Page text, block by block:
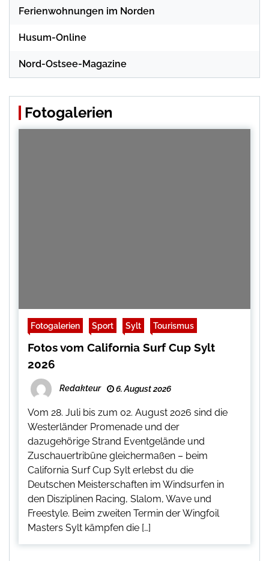
Ferienwohnungen im Norden
Husum-Online
Nord-Ostsee-Magazine
Fotogalerien
Fotogalerien Sport Sylt Tourismus
Fotos vom California Surf Cup Sylt
2026
Redakteur 6. August 2026
Vom 28. Juli bis zum 02. August 2026 sind die
Westerländer Promenade und der
dazugehörige Strand Eventgelände und
Zuschauertribüne gleichermaßen – beim
California Surf Cup Sylt erlebst du die
Deutschen Meisterschaften im Windsurfen in
den Disziplinen Racing, Slalom, Wave und
Freestyle. Beim zweiten Termin der Wingfoil
Masters Sylt kämpfen die […]